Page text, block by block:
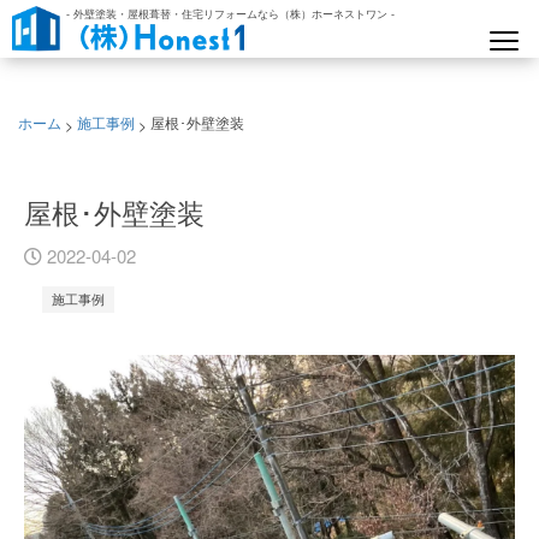
- 外壁塗装・屋根葺替・住宅リフォームなら（株）ホーネストワン -
ホーム > 施工事例 > 屋根･外壁塗装
屋根･外壁塗装
2022-04-02
施工事例